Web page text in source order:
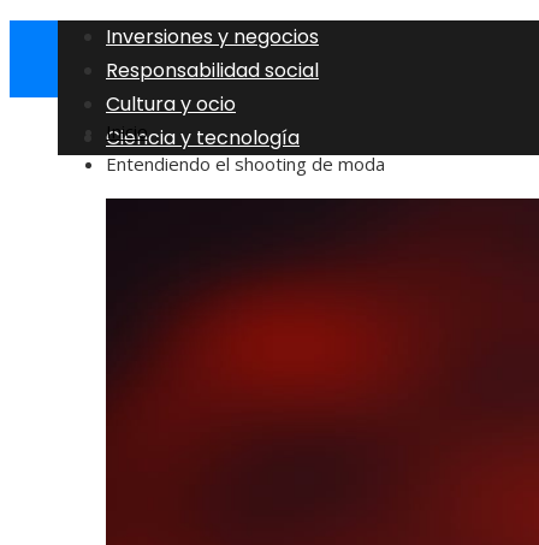
Inversiones y negocios
Responsabilidad social
Cultura y ocio
Ciencia y tecnología
Inicio
Entendiendo el shooting de moda